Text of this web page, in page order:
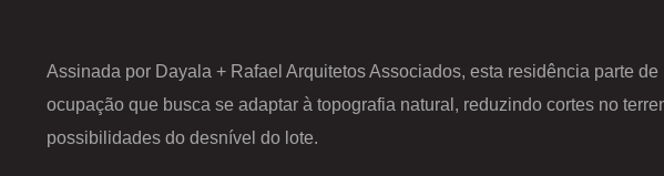
Assinada por Dayala + Rafael Arquitetos Associados, esta residência parte de
ocupação que busca se adaptar à topografia natural, reduzindo cortes no
possibilidades do desnível do lote.